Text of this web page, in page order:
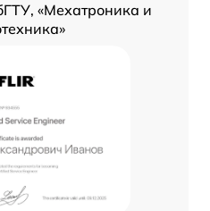
«Мехатроника и